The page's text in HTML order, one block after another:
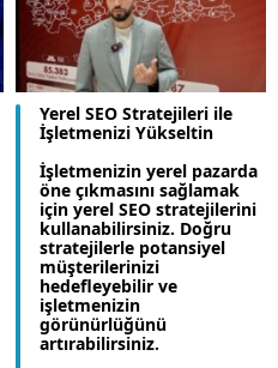
Yerel SEO Stratejileri ile
İşletmenizi Yükseltin
İşletmenizin yerel pazarda
öne çıkmasını sağlamak
için yerel SEO stratejilerini
kullanabilirsiniz. Doğru
stratejilerle potansiyel
müşterilerinizi
hedefleyebilir ve
işletmenizin
görünürlüğünü
artırabilirsiniz.